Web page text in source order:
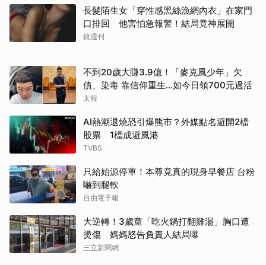
長髮陌生女「穿性感黑絲漁網內衣」在家門
口排回 他害怕急報警！結局竟神展開
鏡週刊
不到20歲大賺3.9億！「麥克風少年」欠
債、染毒 靠信仰重生...如今日領700元過活
太報
AI熱潮退燒恐引爆熊市？外媒點名避開2檔
股票 1檔成避風港
TVBS
只給始源停車！本尊竟真的現身早餐店 台粉
嚇到腿軟
自由電子報
大逆轉！3歲童「吃火鍋打翻雞湯」胸口遭
燙傷 媽媽怒告負責人結局曝
三立新聞網